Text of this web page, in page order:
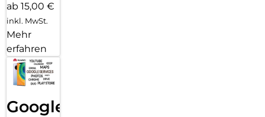
ab 15,00 €
inkl. MwSt.
Mehr
erfahren
Google